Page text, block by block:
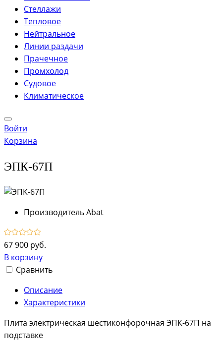
Стеллажи
Тепловое
Нейтральное
Линии раздачи
Прачечное
Промхолод
Судовое
Климатическое
Войти
Корзина
ЭПК-67П
ПроизводительAbat
67 900 руб.
В корзину
Сравнить
Описание
Характеристики
Плита электрическая шестиконфорочная ЭПК-67П на
подставке